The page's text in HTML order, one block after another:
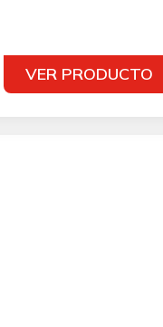
VER PRODUCTO